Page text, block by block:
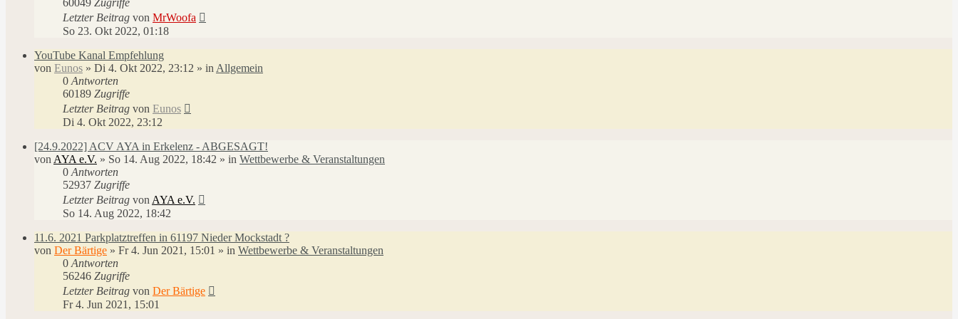
60049 Zugriffe
Letzter Beitrag von MrWoofa
So 23. Okt 2022, 01:18
YouTube Kanal Empfehlung
von Eunos » Di 4. Okt 2022, 23:12 » in Allgemein
0 Antworten
60189 Zugriffe
Letzter Beitrag von Eunos
Di 4. Okt 2022, 23:12
[24.9.2022] ACV AYA in Erkelenz - ABGESAGT!
von AYA e.V. » So 14. Aug 2022, 18:42 » in Wettbewerbe & Veranstaltungen
0 Antworten
52937 Zugriffe
Letzter Beitrag von AYA e.V.
So 14. Aug 2022, 18:42
11.6. 2021 Parkplatztreffen in 61197 Nieder Mockstadt ?
von Der Bärtige » Fr 4. Jun 2021, 15:01 » in Wettbewerbe & Veranstaltungen
0 Antworten
56246 Zugriffe
Letzter Beitrag von Der Bärtige
Fr 4. Jun 2021, 15:01